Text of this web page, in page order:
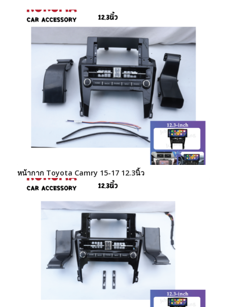
หน้ากาก Toyota Camry 15-17 12.3นิ้ว